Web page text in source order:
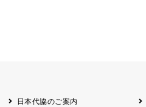
日本代協のご案内